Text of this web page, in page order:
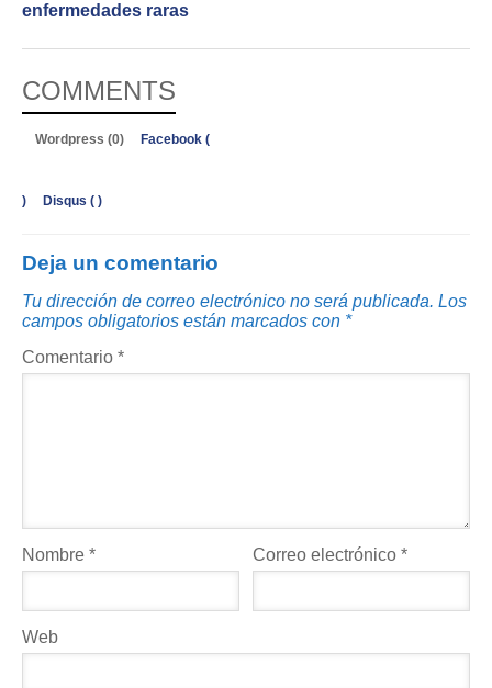
enfermedades raras
COMMENTS
Wordpress (0) Facebook (
) Disqus ( )
Deja un comentario
Tu dirección de correo electrónico no será publicada. Los
campos obligatorios están marcados con *
Comentario *
Nombre * Correo electrónico*
Web